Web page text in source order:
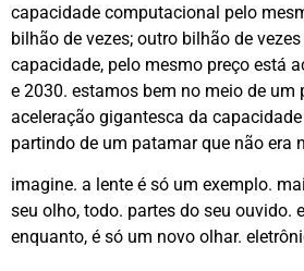
capacidade computacional pelo
bilhão de vezes; outro bilhão de
capacidade, pelo mesmo preço está
e 2030. estamos bem no meio de um
aceleração gigantesca da
partindo de um patamar que não era
imagine. a lente é só um exemplo.
seu olho, todo. partes do seu ouvido.
enquanto, é só um novo olhar.